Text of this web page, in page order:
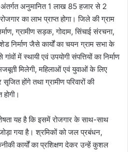
अंतर्गत अनुमानित 1 लाख 85 हजार से 2
का लाभ प्राप्त होगा। जिले की ग्राम
ग्रामीण सड़क, गोदाम, सिंचाई संरचना,
निर्माण जैसे कार्यों का चयन ग्राम सभा के
में स्थायी एवं उपयोगी संपत्तियों का निर्माण
मिलेगी, महिलाओं एवं युवाओं के लिए
होंगे तथा ग्रामीण परिवारों की
यह है कि इसमें रोजगार के साथ-साथ
गया है। श्रमिकों को जल प्रबंधन,
कार्यों का प्रशिक्षण देकर उन्हें कुशल